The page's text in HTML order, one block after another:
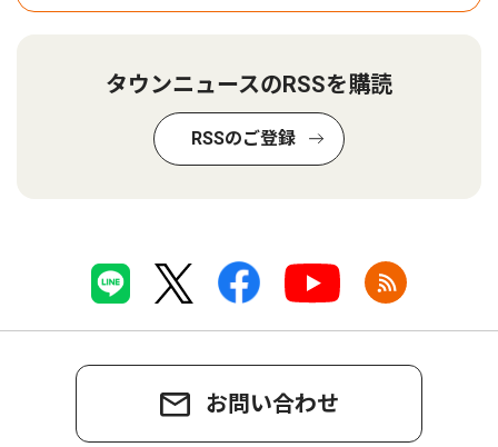
タウンニュースのRSSを購読
RSSのご登録
お問い合わせ